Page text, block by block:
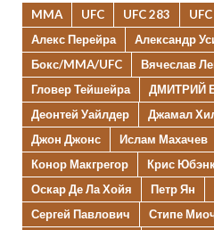
MMA UFC UFC 283
Алекс Перейра
Александр
Бокс/MMA/UFC
Вячеслав
Гловер Тейшейра
ДМИТРИЙ
Деонтей Уайлдер
Джамал
Джон Джонс
Ислам Махачев
Конор Макгрегор
Крис
Оскар Де Ла Хойя
Петр Ян
Сергей Павлович
Стипе